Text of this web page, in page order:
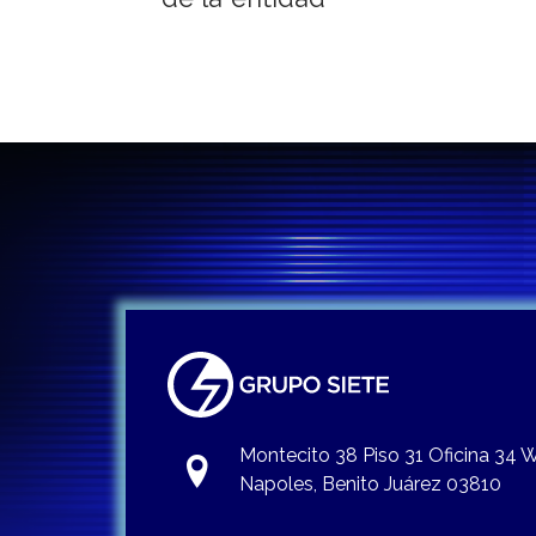
Montecito 38 Piso 31 Oficina 34
Napoles, Benito Juárez 03810